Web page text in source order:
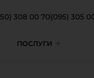
308 00 70(095) 305
ПОСЛУГИ